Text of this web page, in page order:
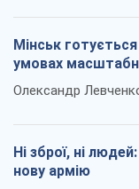
Мінськ
умовах
Олександр
Ні зброї, ні
нову армію